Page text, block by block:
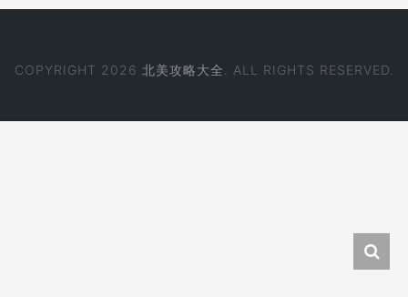
COPYRIGHT 2026 北美攻略大全 . ALL RIGHTS RESERVED.